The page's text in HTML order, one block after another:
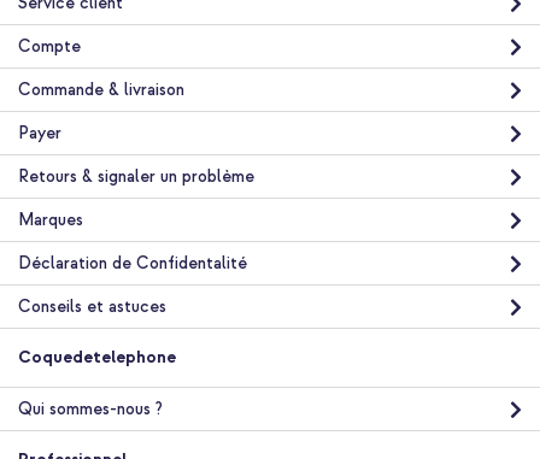
Livraison gratuite 29,48 €
Acheter
Livraison
gratuite
Samsung Original Coque rigide Clear Samsung Galaxy S24 Plus
1 mètre - Noir
Compte
Commande & livraison
Payer
Retours & signaler un problème
Marques
Déclaration de Confidentalité
Conseils et astuces
Coquedetelephone
Qui sommes-nous ?